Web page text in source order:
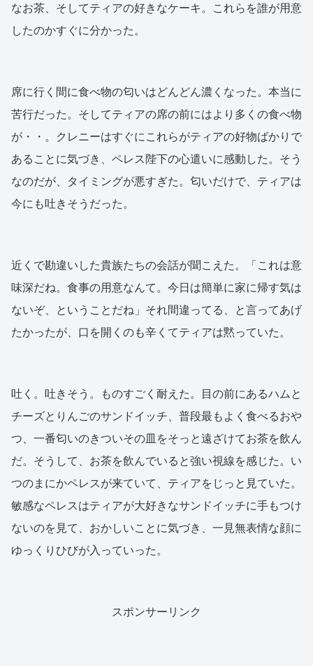
なお茶、そしてティアの好きなケーキ。これらを誰が用意
したのかすぐに分かった。
席に行く間に食べ物の匂いはどんどん濃くなった。本当に
苦行だった。そしてティアの席の前にはより多くの食べ物
が・・。クレニーはすぐにこれらがティアの好物ばかりで
あることに気づき、ペレス陛下の心遣いに感動した。そう
なのだが、タイミングが悪すぎた。匂いだけで、ティアは
今にも吐きそうだった。
近くで勘違いした貴族たちの会話が聞こえた。「これは意
味深だね。食事の用意なんて。今日は簡単に家に帰す気は
ないぞ、ということだね」それ間違ってる、と言ってあげ
たかったが、口を開くのも辛くてティアは黙っていた。
吐く。吐きそう。ものすごく耐えた。目の前にあるハムと
チーズとりんごのサンドイッチ、普段最もよく食べるおや
つ、一番匂いのきついその皿をそっと遠ざけてお茶を飲ん
だ。そうして、お茶を飲んでいると強い視線を感じた。い
つのまにかペレスが来ていて、ティアをじっと見ていた。
敏感なペレスはティアが大好きなサンドイッチに手もつけ
ないのを見て、おかしいことに気づき、一見無表情な顔に
ゆっくりひびが入っていった。
スポンサーリンク